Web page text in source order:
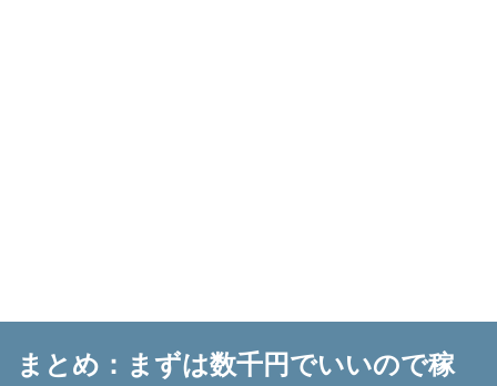
まとめ：まずは数千円でいいので稼